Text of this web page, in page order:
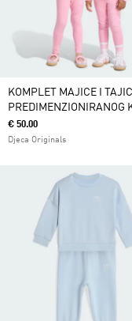
KOMPLET MAJICE I
PREDIMENZIONIRANOG
€ 50.00
Djeca Originals